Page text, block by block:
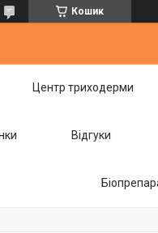
Кошик
Центр триходерми
Відгуки